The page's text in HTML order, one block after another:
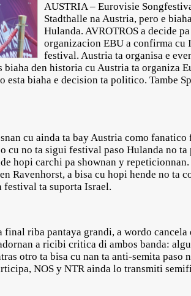
AUSTRIA – Eurovisie
Stadthalle na Austria, pero e
Hulanda. AVROTROS a decide
organizacion EBU a confirma cu
festival. Austria ta organisa e
biaha den historia cu Austria ta organiza
biaha e decision ta politico. Tambe
cu ainda ta bay Austria como
no ta sigui festival paso Hulanda no ta
hopi carchi pa shownan y
Ravenhorst, a bisa cu hopi hende no ta
festival ta suporta Israel.
riba pantaya grandi, a wordo
a ricibi critica di ambos banda:
otro ta bisa cu nan ta anti-semita paso
NOS y NTR ainda lo transmiti